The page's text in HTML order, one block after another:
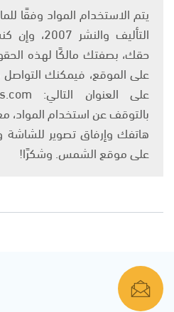
التأليف
حقك، بصفتك مالكًا لهذه
على الموقع، فيمكنك التواصل
بالتوقف عن استخدام
هاتفك وإرفاق تصوير
على موقع الشمس. وشكرًا!